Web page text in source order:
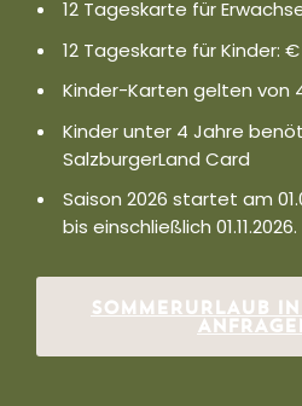
12 Tageskarte für
12 Tageskarte für Kinder:
Kinder-Karten gelten von
Kinder unter 4 Jahre
SalzburgerLand Card
Saison 2026 startet am
bis einschließlich 01.11.2026.
SOMMERURLAUB IN
NFRAGEN